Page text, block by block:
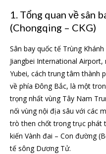
1. Tổng quan về sân
(Chongqing – CKG)
Sân bay quốc tế Trùng
Jiangbei International
Yubei, cách trung tâm thành
về phía Đông Bắc, là một
trọng nhất vùng Tây Nam
nối vùng nội địa sâu với các
trò then chốt trong trục phát
kiến Vành đai – Con đường
tế sông Dương Tử.